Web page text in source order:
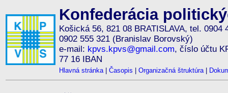
Konfederácia
Košická 56, 821 08 BRATISLAVA, tel. 0904
0902 555 321 (Branislav Borovský)
e-mail: kpvs.kpvs@gmail.com, číslo účtu
77 16 IBAN
Hlavná stránka| Časopis Organizačná štruktúra|